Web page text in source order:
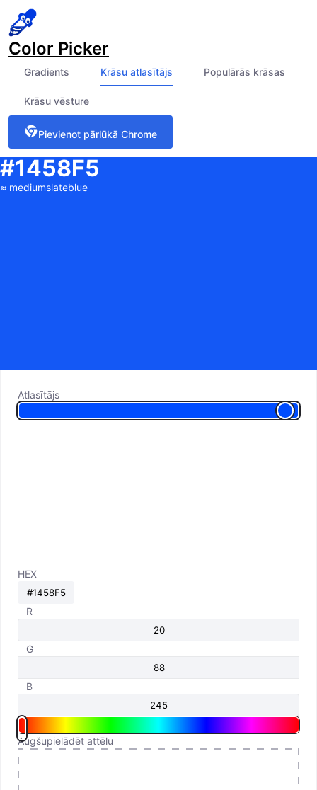
Color Picker
Gradients Krāsu atlasītājs Populārās krāsas
Krāsu vēsture
Pievienot pārlūkā Chrome
#1458F5
≈ mediumslateblue
Atlasītājs
HEX
R
G
B
Augšupielādēt attēlu